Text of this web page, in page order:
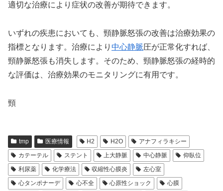
適切な治療により症状の改善が期待できます。
いずれの疾患においても、頸静脈怒張の改善は治療効果の
指標となります。治療により 中心静脈圧が正常化すれば、
頸静脈怒張も消失します。そのため、頸静脈怒張の経時的
な評価は、治療効果のモニタリングに有用です。
頸
tmp 医療情報 H2 H2O
アナフィラキシー
カテーテル
ステント 上大静脈 中心静脈
仰臥位
利尿薬
化学療法 収縮性心膜炎
左心室
心タンポナーデ
心不全 心原性ショック
心膜